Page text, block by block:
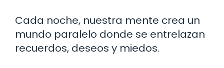
Cada noche, nuestra mente crea un
mundo paralelo donde se entrelazan
recuerdos, deseos y miedos.